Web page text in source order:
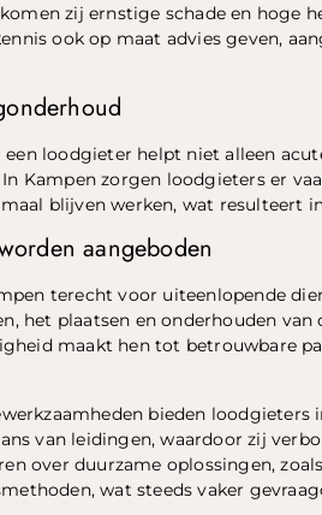
zij ernstige schade en hoge
ook op maat advies geven,
loodgieter helpt niet alleen
Kampen zorgen loodgieters er
blijven werken, wat resulteert
aangeboden
terecht voor uiteenlopende
het plaatsen en onderhouden
maakt hen tot betrouwbare
bieden
van leidingen, waardoor zij
over duurzame oplossingen,
wat steeds vaker